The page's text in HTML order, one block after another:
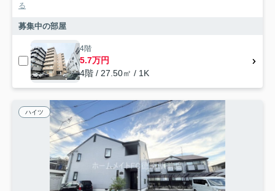
る
募集中の部屋
4階
5.7万円
4階 / 27.50㎡ / 1K
ハイツ